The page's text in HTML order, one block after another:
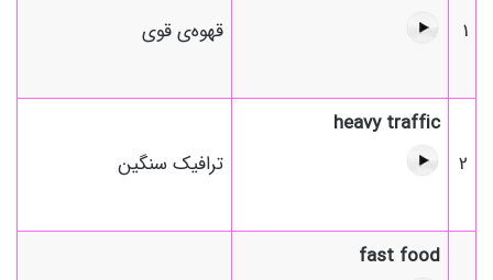
1
قهوه‌ی قوی
2
heavy traffic
ترافیک سنگین
fast food